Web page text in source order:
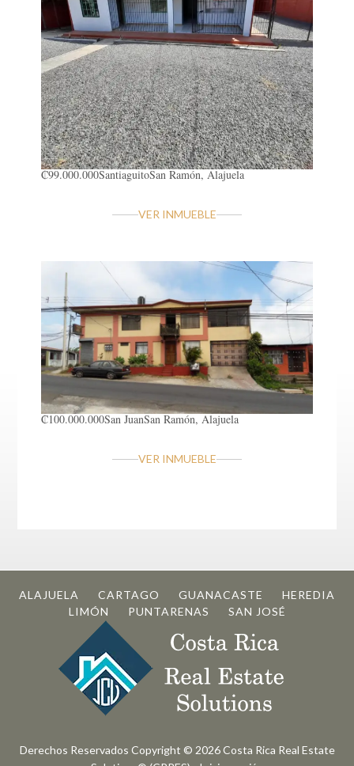
₡99.000.000SantiaguitoSan Ramón, Alajuela
VER INMUEBLE
₡100.000.000San JuanSan Ramón, Alajuela
VER INMUEBLE
ALAJUELA CARTAGO GUANACASTE
HEREDIA
LIMÓN
PUNTARENAS SAN JOSÉ
Derechos Reservados Copyright © 2026Costa Rica Real Estate